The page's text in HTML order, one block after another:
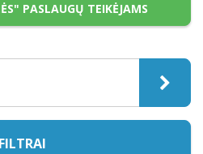
PASLAUGŲ TEIKĖJAMS
FILTRAI